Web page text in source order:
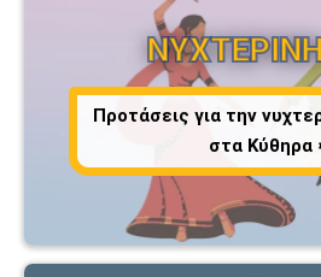
Προτάσεις για την
στα Κύθηρα